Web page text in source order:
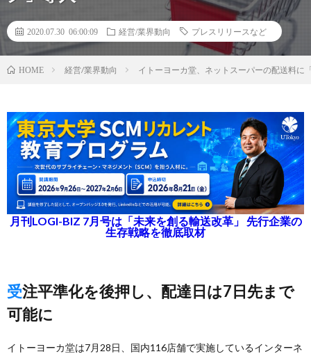
2020.07.30 06:00:09 経営/業界動向 プレスリリースなど
HOME 経営/業界動向 イトーヨーカ堂、ネットスーパーの配送料に
月刊LOGI-BIZ 7月号は「未来を創る輸送改革」 先行企業の
生存戦略を徹底取材
受注平準化を後押し、配達日は7日先まで
可能に
イトーヨーカ堂は7月28日、国内116店舗で実施しているインターネ